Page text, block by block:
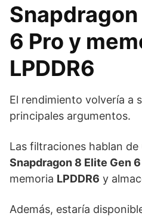
6 Pro y
LPDDR6
El rendimiento volvería a
principales argumentos.
Las filtraciones hablan
Snapdragon 8 Elite Gen
memoria LPDDR6 y
Además, estaría